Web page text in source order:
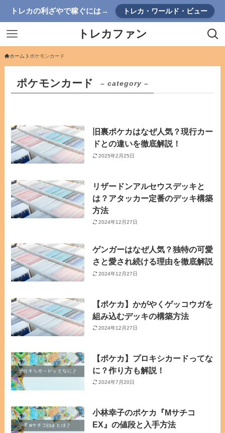
トレカの利ざやで稼ぐには→ トレカ・ワールド・ビュー
トレカファン
ホーム ポケモンカード
ポケモンカード – category –
旧裏ポケカはなぜ人気？現行カー
ドとの違いを徹底解説！
2025年2月25日
リザードンアルセウスデッキと
は？アタッカー定番のデッキ構築
方法
2024年12月27日
ゲンガーはなぜ人気？独特の可愛
さと愛され続ける理由を徹底解説
2024年12月27日
【ポケカ】かがやくゲッコウガを
組み込むデッキの構築方法
2024年12月27日
【ポケカ】プロキシカードってな
に？作り方も解説！
2024年7月20日
小林幸子のポケカ『Mサチコ
EX』の値段と入手方法